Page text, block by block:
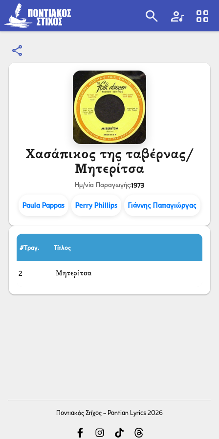
search artist view_cozy
share
Χασάπικος της ταβέρνας/
Μητερίτσα
Ημ/νία Παραγωγής:1973
Paula Pappas Perry Phillips Γιάννης Παπαγιώργας
#Τραγ. Τίτλος
2 Μητερίτσα
Ποντιακός Στίχος - Pontian Lyrics 2026